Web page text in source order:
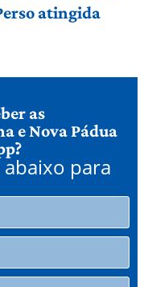
atingida
as
e Nova Pádua
para